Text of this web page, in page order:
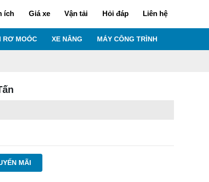
ích Giá xe Vận tải Hỏi đáp Liên hệ
RƠ MOÓC XE NÂNG MÁY CÔNG TRÌNH
MÃI